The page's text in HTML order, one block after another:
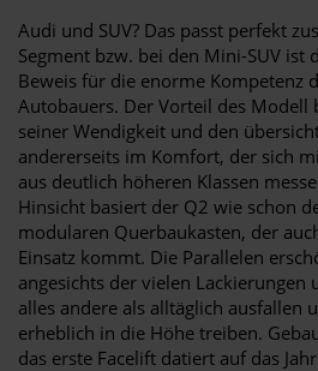
Audi und SUV? Das passt perfekt
Segment bzw. bei den Mini-SUV ist
Beweis für die enorme Kompetenz
Autobauers. Der Vorteil des Modell
seiner Wendigkeit und den
andererseits im Komfort, der sich
aus deutlich höheren Klassen
Hinsicht basiert der Q2 wie schon
modularen Querbaukasten, der
Einsatz kommt. Die Parallelen
angesichts der vielen Lackierungen
alles andere als alltäglich ausfallen
erheblich in die Höhe treiben.
das erste Facelift datiert auf das